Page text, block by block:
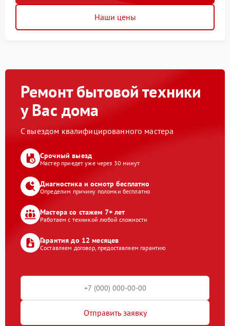
Наши цены
Ремонт бытовой техники
у Вас дома
С выездом квалифицированного мастера
Срочный выезд
Мастер приедет уже через 30 минут
Диагностика и осмотр бесплатно
Определим причину поломки бесплатно
Мастера со стажем 7+ лет
Работаем с техникой любой сложности
Гарантия до 12 месяцев
Составляем договор, предоставляем гарантию
Отправить заявку